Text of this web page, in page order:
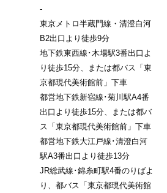
-
東京メトロ半蔵門線・清澄白河
B2出口より徒歩9分
地下鉄東西線･木場駅3番出口よ
り徒歩15分、または都バス「東
京都現代美術館前」下車
都営地下鉄新宿線･菊川駅A4番
出口より徒歩15分、または都バ
ス「東京都現代美術館前」下車
都営地下鉄大江戸線･清澄白河
駅A3番出口より徒歩13分
JR総武線･錦糸町駅4番のりばよ
り、都バス「東京都現代美術館